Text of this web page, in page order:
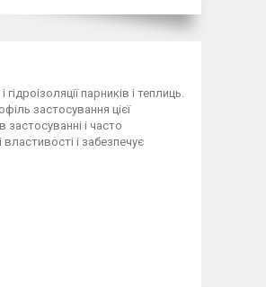
парників і теплиць.
застосування цієї
і часто
і забезпечує